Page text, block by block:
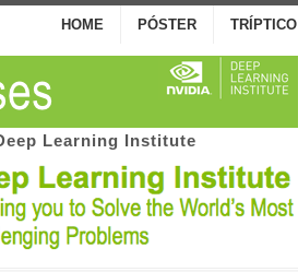
Learning Institute
HOME PÓSTER TRÍPTICO